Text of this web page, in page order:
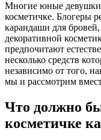
Многие юные девушки
косметичке. Блогеры
карандаши для
декоративной
предпочитают
несколько средств
независимо от того,
мы и рассмотрим
Что должно
косметичке